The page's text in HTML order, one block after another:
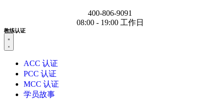
400-806-9091
08:00 - 19:00 工作日
教练认证
ACC 认证
PCC 认证
MCC 认证
学员故事